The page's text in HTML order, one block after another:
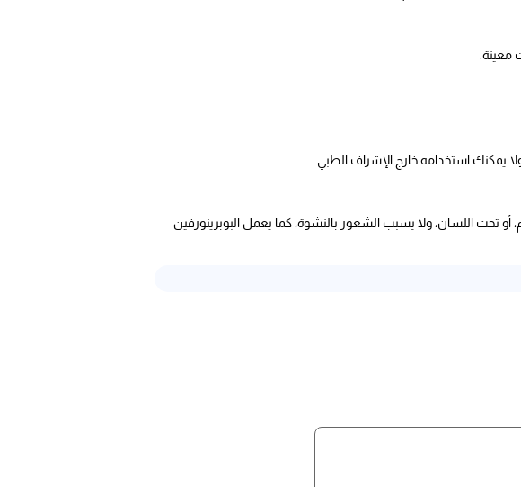
معينة.
يمكنك استخدامه خارج الإشراف الطبي.
تحت اللسان، ولا يسبب الشعور بالنشوة، كما يعمل البوبرينورفين